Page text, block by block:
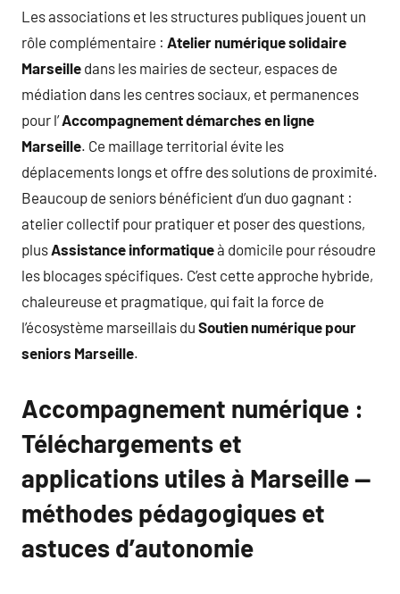
Les associations et les structures publiques jouent un
rôle complémentaire : Atelier numérique solidaire
Marseille dans les mairies de secteur, espaces de
médiation dans les centres sociaux, et permanences
pour l’Accompagnement démarches en ligne
Marseille. Ce maillage territorial évite les
déplacements longs et offre des solutions de proximité.
Beaucoup de seniors bénéficient d’un duo gagnant :
atelier collectif pour pratiquer et poser des questions,
plusAssistance informatiqueà domicile pour résoudre
les blocages spécifiques. C’est cette approche hybride,
chaleureuse et pragmatique, qui fait la force de
l’écosystème marseillais du Soutien numérique pour
seniors Marseille.
Accompagnement numérique :
Téléchargements et
applications utiles à Marseille —
méthodes pédagogiques et
astuces d’autonomie